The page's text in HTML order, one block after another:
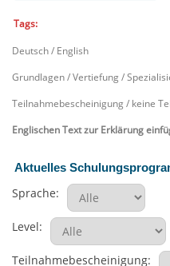
Tags:
Deutsch / English
Grundlagen / Vertiefung /
Teilnahmebescheinigung / keine
Englischen Text zur Erklärung
Aktuelles
Sprache:
Level:
Teilnahmebescheinigung: